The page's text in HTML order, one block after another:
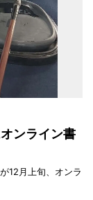
ンライン書
12月上旬、オンラ